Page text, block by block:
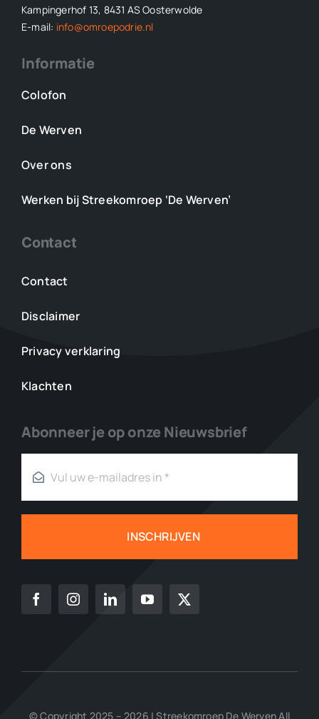
Kampingerhof 13, 8431 AS Oosterwolde
E-mail: info@omroepodrie.nl
Informatie
Colofon
De Werven
Over ons
Werken bij Streekomroep ‘De Werven’
Contact
Contact
Disclaimer
Privacy verklaring
Klachten
Abonneer je op onze Nieuwsbrief
INSCHRIJVEN
© Copyright 2025 – 2026 | Streekomroep De Werven All